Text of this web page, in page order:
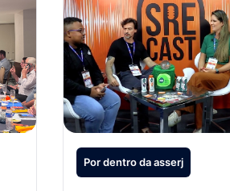
Por dentro da asserj